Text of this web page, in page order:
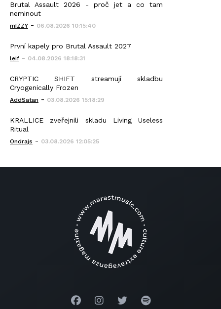
Brutal Assault 2026 - proč jet a co tam
neminout
mIZZY - 06.08.2026 10:15:40
První kapely pro Brutal Assault 2027
leif - 04.08.2026 18:18:31
CRYPTIC SHIFT streamují skladbu
Cryogenically Frozen
AddSatan - 03.08.2026 15:18:29
KRALLICE zveřejnili skladu Living Useless
Ritual
Ondrajs - 03.08.2026 12:05:25